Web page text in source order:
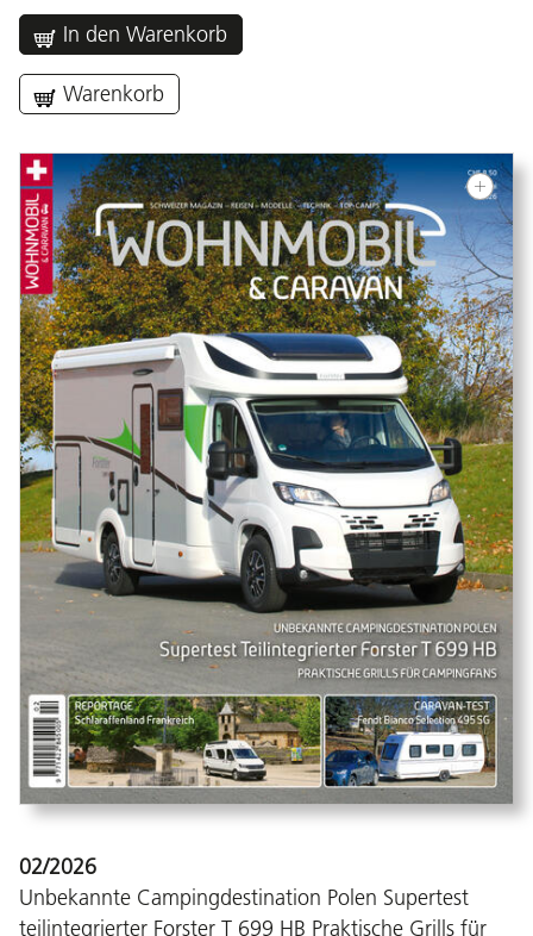
In den Warenkorb
Warenkorb
02/2026
Unbekannte Campingdestination Polen Supertest
teilintegrierter Forster T 699 HB Praktische Grills für